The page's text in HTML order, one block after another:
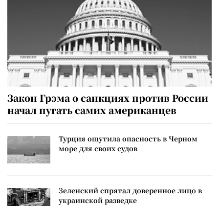
Закон Грэма о санкциях против России
начал пугать самих американцев
Турция ощутила опасность в Черном
море для своих судов
Зеленский спрятал доверенное лицо в
украинской разведке